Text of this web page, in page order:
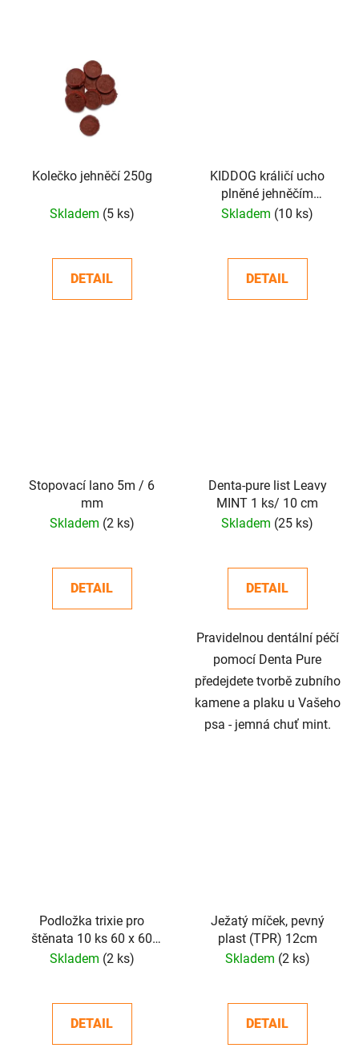
Kolečko jehněčí 250g
Skladem (5 ks)
DETAIL
KIDDOG králičí ucho
plněné jehněčím
masíčkem 250 g
Skladem (10 ks)
DETAIL
Stopovací lano 5m / 6
mm
Skladem (2 ks)
DETAIL
Denta-pure list Leavy
MINT 1 ks/ 10 cm
Skladem (25 ks)
DETAIL
Pravidelnou dentální péčí
pomocí Denta Pure
předejdete tvorbě zubního
kamene a plaku u Vašeho
psa - jemná chuť mint.
Podložka trixie pro
štěnata 10 ks 60 x 60
cm
Skladem (2 ks)
DETAIL
Ježatý míček, pevný
plast (TPR) 12cm
Skladem (2 ks)
DETAIL